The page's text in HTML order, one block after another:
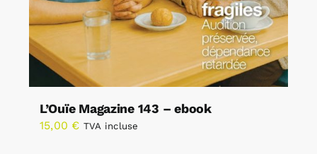
L’Ouïe Magazine 143 – ebook
15,00 € TVA incluse